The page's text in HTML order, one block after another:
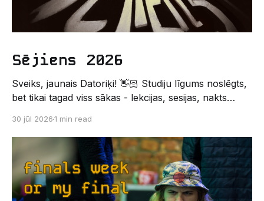
Sējiens 2026
Sveiks, jaunais Datoriķi! 👋🏻 Studiju līgums noslēgts,
bet tikai tagad viss sākas - lekcijas, sesijas, nakts
Un kas gan būtu labāks veids, kā iepazīt savu jauno
dzīvi LU EZTF datoriķu vidē, par došanos uz
leģendāro “Sējienu”? 🐱 Šī pirmsaristoteļa nometne
palīdzēs tev iegūt pirmos draugus, ieskatu studenta
30 jūl 20261 min read